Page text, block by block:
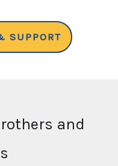
SUPPORT
and